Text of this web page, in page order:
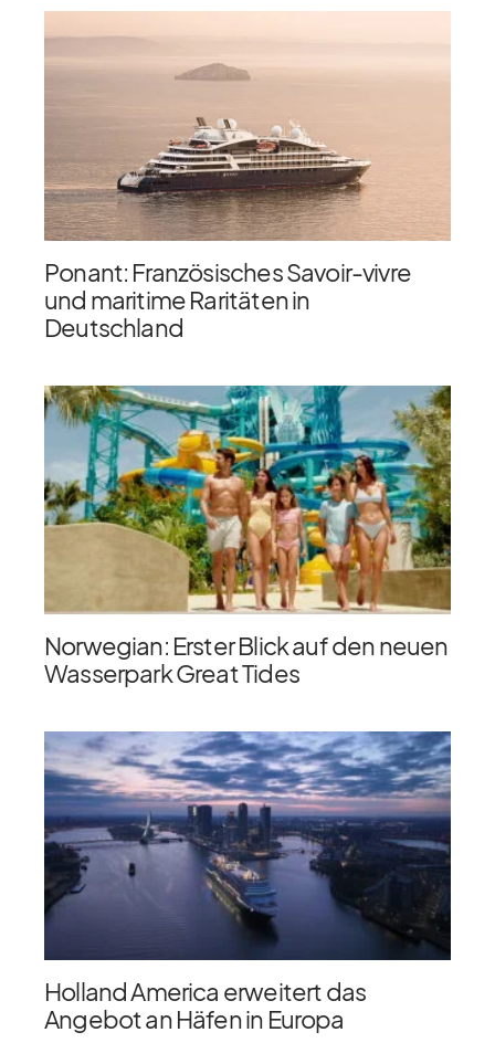
Ponant: Französisches Savoir-vivre
und maritime Raritäten in
Deutschland
Norwegian: Erster Blick auf den neuen
Wasserpark Great Tides
Holland America erweitert das
Angebot an Häfen in Europa